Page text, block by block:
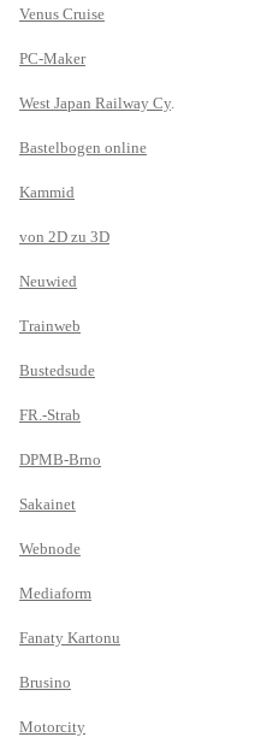
Venus Cruise
PC-Maker
West Japan Railway Cy.
Bastelbogen online
Kammid
von 2D zu 3D
Neuwied
Trainweb
Bustedsude
FR.-Strab
DPMB-Brno
Sakainet
Webnode
Mediaform
Fanaty Kartonu
Brusino
Motorcity